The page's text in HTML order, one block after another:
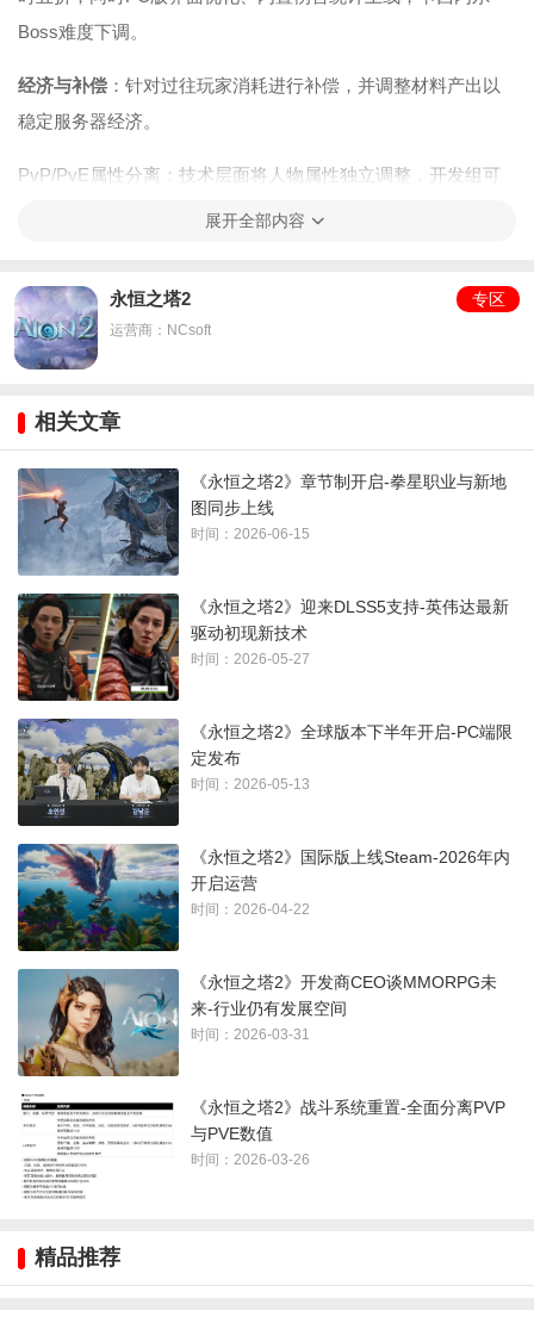
Boss难度下调。
经济与补偿 ：针对过往玩家消耗进行补偿，并调整材料产出以
稳定服务器经济。
PvP/PvE属性分离：技术层面将人物属性独立调整，开发组可
分别平衡两种模式下的职业强度，互不干扰。该功能已进入内
新PvP玩法“混沌深渊”
：旨在打破种族平衡困境，匹配不再区
分天族或魔族，仅以参战人数为准。同时“空间裂缝”机制重做，
将随机跨服开启，制造不可预知的战场冲突。
PvE与进度系统优化：新增装备评分3500+的高难副本“沉没的
自动战斗券;对订阅用户追加双倍奖励宝箱。
近期pvp调整
战场各种可使用的神石效果进行了大调整，持续时间都缩短
了，差不多在2-5秒钟左右，需要重新适应对战节奏。手镯的属
性可以被继承，强化以及突破效果都保留，但是灵魂刻印则不
继承。
宠物材料有扩展，任务奖励新增不同的灵魂结晶，获取箱子的
任务途径也变多，除了有日常任务，还有各种指令使命任务，
黑云商城中的神秘宠物箱购买数量上升至两倍，数量大有增
加。
既提升了游戏的平衡性，也丰富了玩法选择，期待玩家们在新
展开全部内容
永恒之塔2
运营商：NCsoft
专区
相关文章
《永恒之塔2》章节制开启-拳星职业与新地
图同步上线
时间：2026-06-15
《永恒之塔2》迎来DLSS5支持-英伟达最新
驱动初现新技术
时间：2026-05-27
《永恒之塔2》全球版本下半年开启-PC端限
定发布
时间：2026-05-13
《永恒之塔2》国际版上线Steam-2026年内
开启运营
时间：2026-04-22
《永恒之塔2》开发商CEO谈MMORPG未
来-行业仍有发展空间
时间：2026-03-31
《永恒之塔2》战斗系统重置-全面分离PVP
与PVE数值
时间：2026-03-26
精品推荐